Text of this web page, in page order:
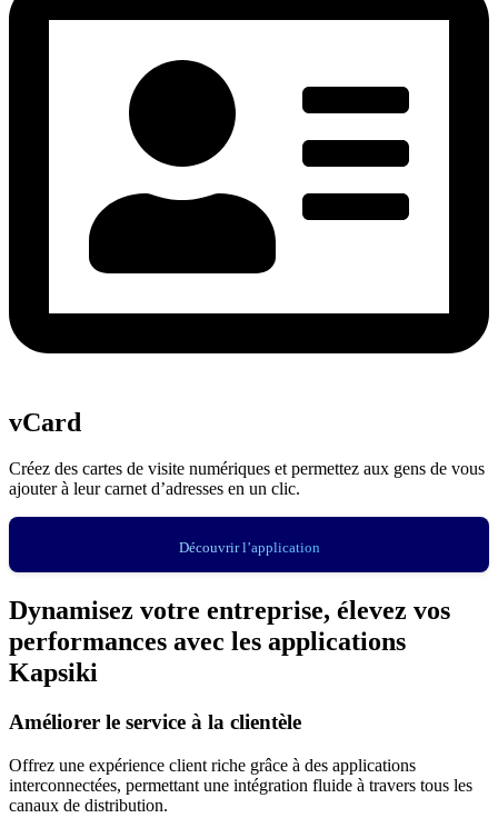
vCard
Créez des cartes de visite numériques et permettez aux gens de vous
ajouter à leur carnet d’adresses en un clic.
Découvrir l’application
Dynamisez votre entreprise, élevez vos
performances avec les applications
Kapsiki
Améliorer le service à la clientèle
Offrez une expérience client riche grâce à des applications
interconnectées, permettant une intégration fluide à travers tous les
canaux de distribution.